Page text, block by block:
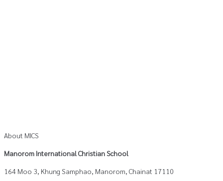
About MICS
Manorom International Christian School
164 Moo 3, Khung Samphao, Manorom, Chainat 17110